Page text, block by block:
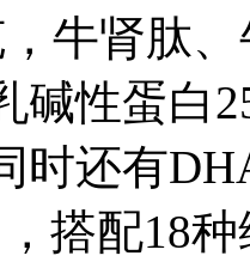
牛肾肽
碱性蛋白
时还有
搭配18